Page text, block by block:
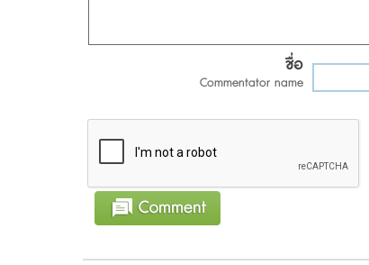
ชื่อ
Commentator name